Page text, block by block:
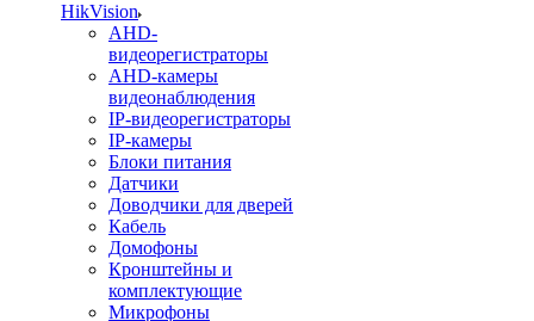
HikVision
AHD-
видеорегистраторы
AHD-камеры
видеонаблюдения
IP-видеорегистраторы
IP-камеры
Блоки питания
Датчики
Доводчики для дверей
Кабель
Домофоны
Кронштейны и
комплектующие
Микрофоны